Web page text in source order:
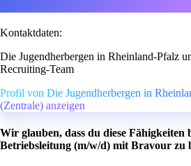
Kontaktdaten:
Die Jugendherbergen in Rheinland-Pfalz
Recruiting-Team
Profil von Die Jugendherbergen in
(Zentrale) anzeigen
Wir glauben, dass du diese Fähigkeiten
Betriebsleitung (m/w/d) mit Bravour zu